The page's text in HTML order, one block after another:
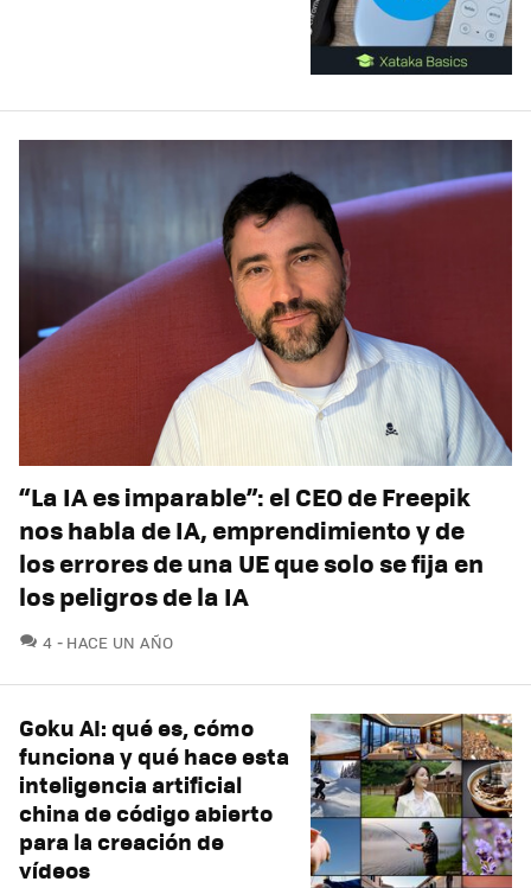
“La IA es imparable”: el CEO de Freepik
nos habla de IA, emprendimiento y de
los errores de una UE que solo se fija en
los peligros de la IA
4 COMENTARIOS
HACE UN AÑO
Goku AI: qué es, cómo
funciona y qué hace esta
inteligencia artificial
china de código abierto
para la creación de
vídeos